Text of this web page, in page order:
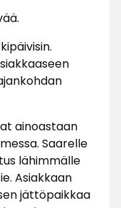
ainoastaan
Saarelle
lähimmälle
Asiakkaan
jättöpaikkaa